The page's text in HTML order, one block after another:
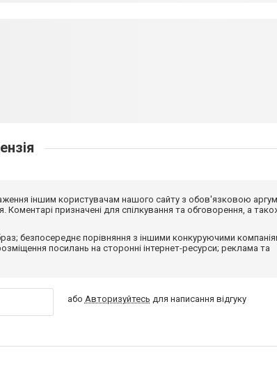
іншим користувачам нашого сайту з обов'язковою
призначені для спілкування та обговорення, а
безпосереднє порівняння з іншими конкуруючими
посилань на сторонні інтернет-ресурси; реклама та
або Авторизуйтесь для написання відгуку